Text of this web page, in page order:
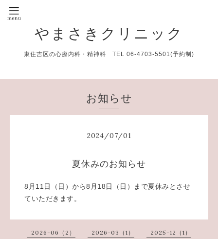
やまさきクリニック
東住吉区の心療内科・精神科 TEL 06-4703-5501(予約制)
お知らせ
2024/07/01
夏休みのお知らせ
8月11日（日）から8月18日（日）まで夏休みとさせ
ていただきます。
2026-06（2） 2026-03（1） 2025-12（1）